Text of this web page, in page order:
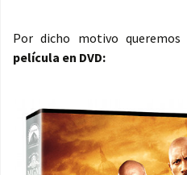
Por dicho motivo queremos
película en DVD: